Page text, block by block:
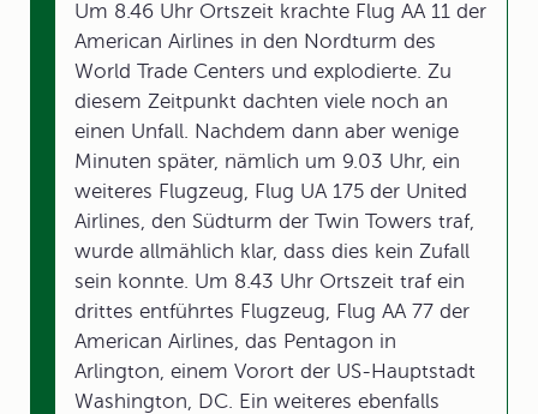
Um 8.46 Uhr Ortszeit krachte Flug AA 11 der
American Airlines in den Nordturm des
World Trade Centers und explodierte. Zu
diesem Zeitpunkt dachten viele noch an
einen Unfall. Nachdem dann aber wenige
Minuten später, nämlich um 9.03 Uhr, ein
weiteres Flugzeug, Flug UA 175 der United
Airlines, den Südturm der Twin Towers traf,
wurde allmählich klar, dass dies kein Zufall
sein konnte. Um 8.43 Uhr Ortszeit traf ein
drittes entführtes Flugzeug, Flug AA 77 der
American Airlines, das Pentagon in
Arlington, einem Vorort der US-Hauptstadt
Washington, DC. Ein weiteres ebenfalls